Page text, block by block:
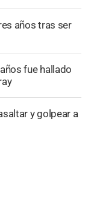
años tras ser
fue hallado
y golpear a